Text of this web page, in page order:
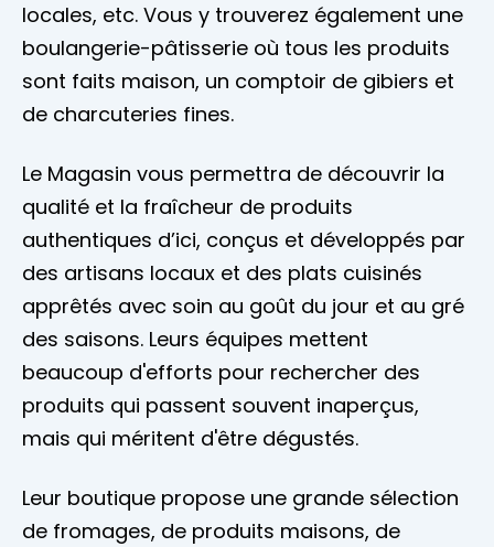
locales, etc. Vous y trouverez également une
boulangerie-pâtisserie où tous les produits
sont faits maison, un comptoir de gibiers et
de charcuteries fines.
Le Magasin vous permettra de découvrir la
qualité et la fraîcheur de produits
authentiques d’ici, conçus et développés par
des artisans locaux et des plats cuisinés
apprêtés avec soin au goût du jour et au gré
des saisons. Leurs équipes mettent
beaucoup d'efforts pour rechercher des
produits qui passent souvent inaperçus,
mais qui méritent d'être dégustés.
Leur boutique propose une grande sélection
de fromages, de produits maisons, de